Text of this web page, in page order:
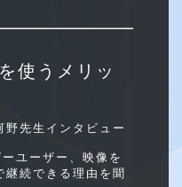
使うメリッ
先生インタビュー
ユーザー、映像を
続できる理由を聞